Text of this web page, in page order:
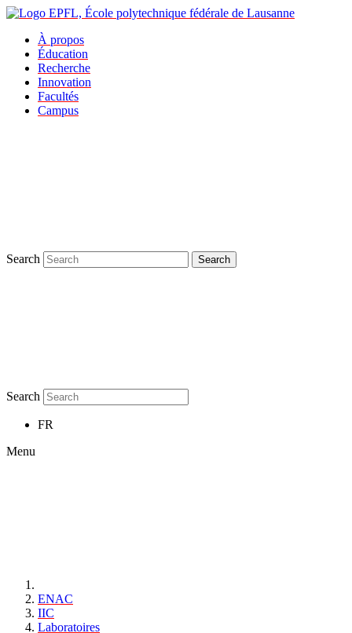
À propos
Éducation
Recherche
Innovation
Facultés
Campus
Search Search
Search
FR
Menu
ENAC
IIC
Laboratoires